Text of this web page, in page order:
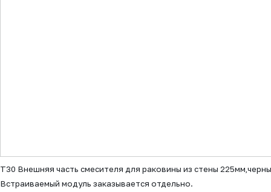
T30 Внешняя часть смесителя для раковины из стены
Встраиваемый модуль заказывается отдельно.